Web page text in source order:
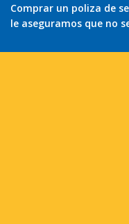
Comprar un poliza de
le aseguramos que no